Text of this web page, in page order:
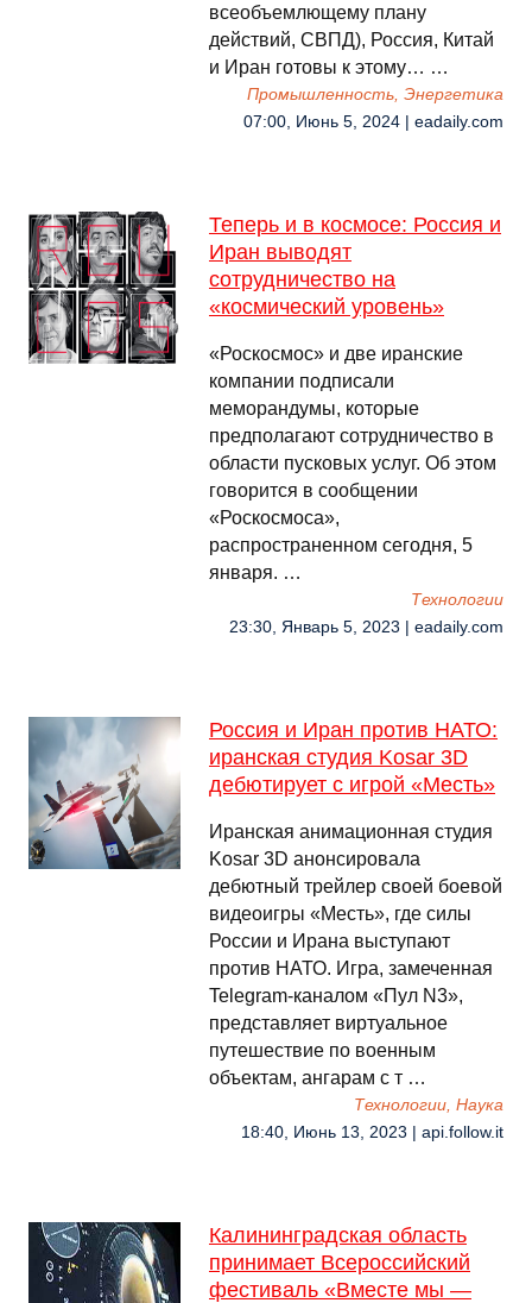
всеобъемлющему плану
действий, СВПД), Россия, Китай
и Иран готовы к этому… …
Промышленность, Энергетика
07:00, Июнь 5, 2024 | eadaily.com
Теперь и в космосе: Россия и
Иран выводят
сотрудничество на
«космический уровень»
«Роскосмос» и две иранские
компании подписали
меморандумы, которые
предполагают сотрудничество в
области пусковых услуг. Об этом
говорится в сообщении
«Роскосмоса»,
распространенном сегодня, 5
января. …
Технологии
23:30, Январь 5, 2023 | eadaily.com
Россия и Иран против НАТО:
иранская студия Kosar 3D
дебютирует с игрой «Месть»
Иранская анимационная студия
Kosar 3D анонсировала
дебютный трейлер своей боевой
видеоигры «Месть», где силы
России и Ирана выступают
против НАТО. Игра, замеченная
Telegram-каналом «Пул N3»,
представляет виртуальное
путешествие по военным
объектам, ангарам с т …
Технологии, Наука
18:40, Июнь 13, 2023 | api.follow.it
Калининградская область
принимает Всероссийский
фестиваль «Вместе мы —